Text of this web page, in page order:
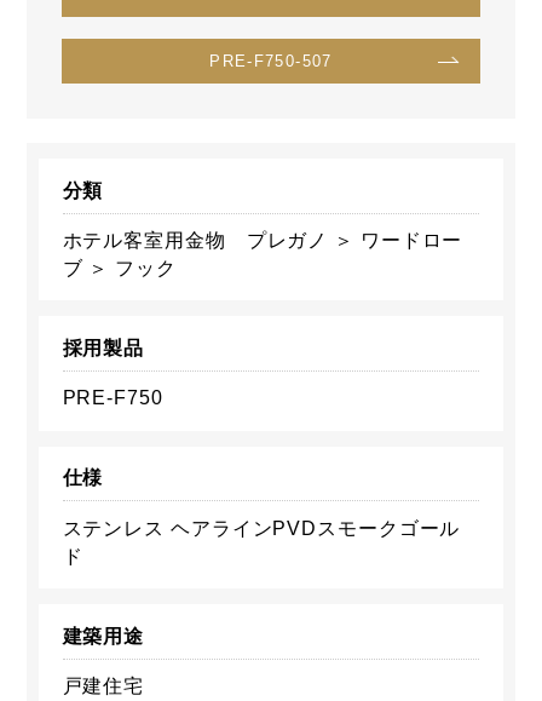
PRE-F750-507
分類
ホテル客室用金物 プレガノ ＞ ワードロー
ブ ＞ フック
採用製品
PRE-F750
仕様
ステンレス ヘアラインPVDスモークゴール
ド
建築用途
戸建住宅